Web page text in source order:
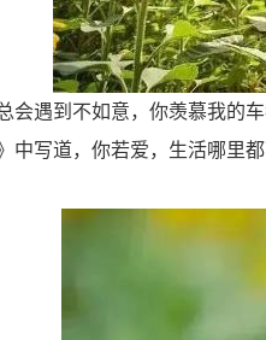
会遇到不如意，你羡慕我的
中写道，你若爱，生活哪里